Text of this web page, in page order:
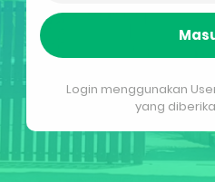
Login menggunakan
yang